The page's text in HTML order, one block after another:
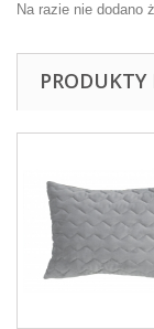
Na razie nie dodano